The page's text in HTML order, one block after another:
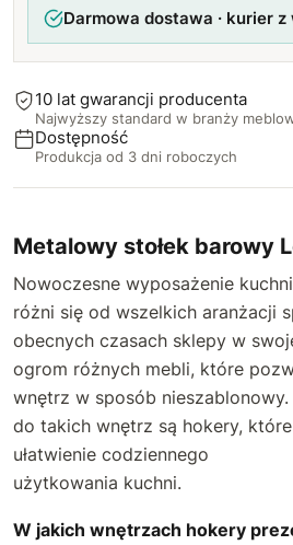
Darmowa dostawa · kurier
10 lat gwarancji producenta
Najwyższy standard w branży
Dostępność
Produkcja od 3 dni roboczych
Metalowy stołek barowy
Nowoczesne wyposażenie
różni się od wszelkich aranżacji
obecnych czasach sklepy w
ogrom różnych mebli, które
wnętrz w sposób
do takich wnętrz są hokery,
ułatwienie codziennego
użytkowania kuchni.
W jakich wnętrzach hokery